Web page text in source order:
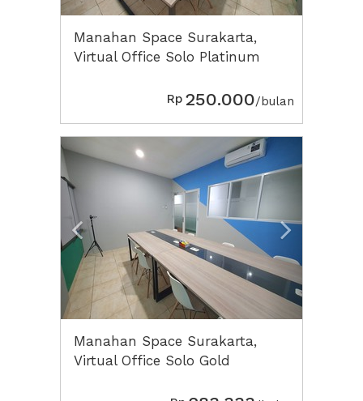
Manahan Space Surakarta,
Virtual Office Solo Platinum
Rp 250.000/bulan
Previous
Manahan Space Surakarta,
Virtual Office Solo Gold